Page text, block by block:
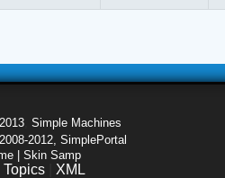
Simple Machines
2012, SimplePortal
| Skin Samp
Topics XML